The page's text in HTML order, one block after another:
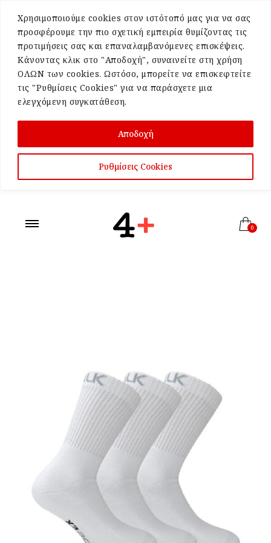
Χρησιμοποιούμε cookies στον ιστότοπό μας για να σας
προσφέρουμε την πιο σχετική εμπειρία θυμίζοντας τις
προτιμήσεις σας και επαναλαμβανόμενες επισκέψεις.
Κάνοντας κλικ στο "Αποδοχή", συναινείτε στη χρήση
ΟΛΩΝ των cookies. Ωστόσο, μπορείτε να επισκεφτείτε
τις "Ρυθμίσεις Cookies" για να παράσχετε μια
ελεγχόμενη συγκατάθεση.
Ρυθμίσεις Cookies
Αποδοχή
0